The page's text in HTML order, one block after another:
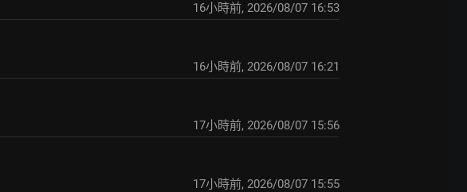
16小時前, 2026/08/07 16:53
16小時前, 2026/08/07 16:21
17小時前, 2026/08/07 15:56
17小時前, 2026/08/07 15:55